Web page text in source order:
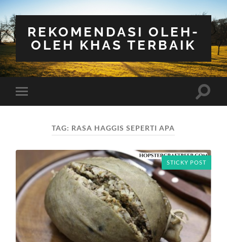
REKOMENDASI OLEH-
OLEH KHAS TERBAIK
Toggle
mobile
Toggle
TAG: RASA HAGGIS SEPERTI APA
STICKY POST